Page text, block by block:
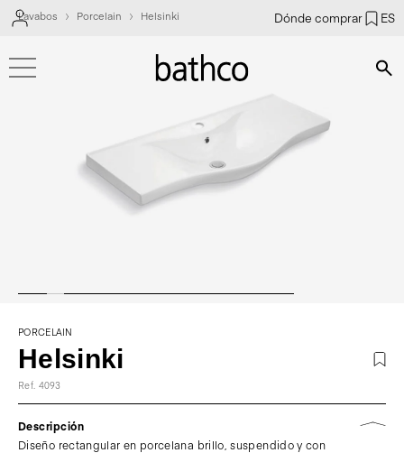
Dónde comprar ES
Lavabos Porcelain Helsinki
PORCELAIN
Helsinki
Ref. 4093
Descripción
Diseño rectangular en porcelana brillo, suspendido y con